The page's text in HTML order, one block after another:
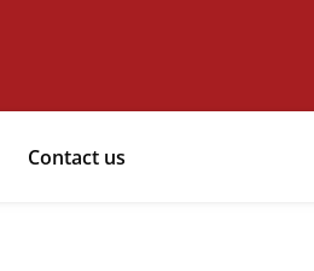
Contact us